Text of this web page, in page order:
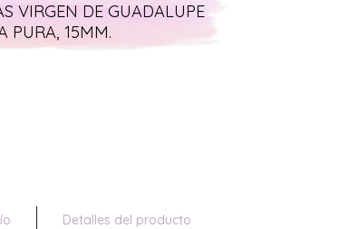
VIRGEN DE GUADALUPE
PURA, 15MM.
Detalles del producto